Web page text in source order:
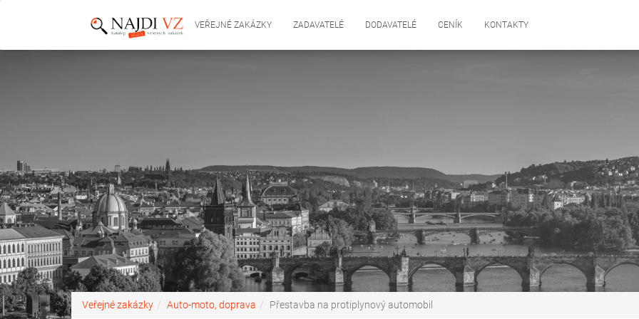
VEŘEJNÉ ZAKÁZKY ZADAVATELÉ DODAVATELÉ CENÍK KONTAKTY
Veřejné zakázky Auto-moto, doprava Přestavba na protiplynový automobil